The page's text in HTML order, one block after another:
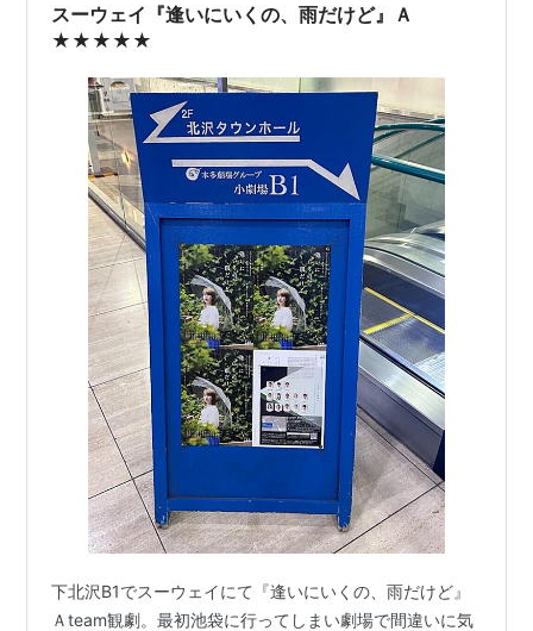
スーウェイ『逢いにいくの、雨だけど』Ａ
★★★★★
下北沢B1でスーウェイにて『逢いにいくの、雨だけど』
Ａteam観劇。最初池袋に行ってしまい劇場で間違いに気